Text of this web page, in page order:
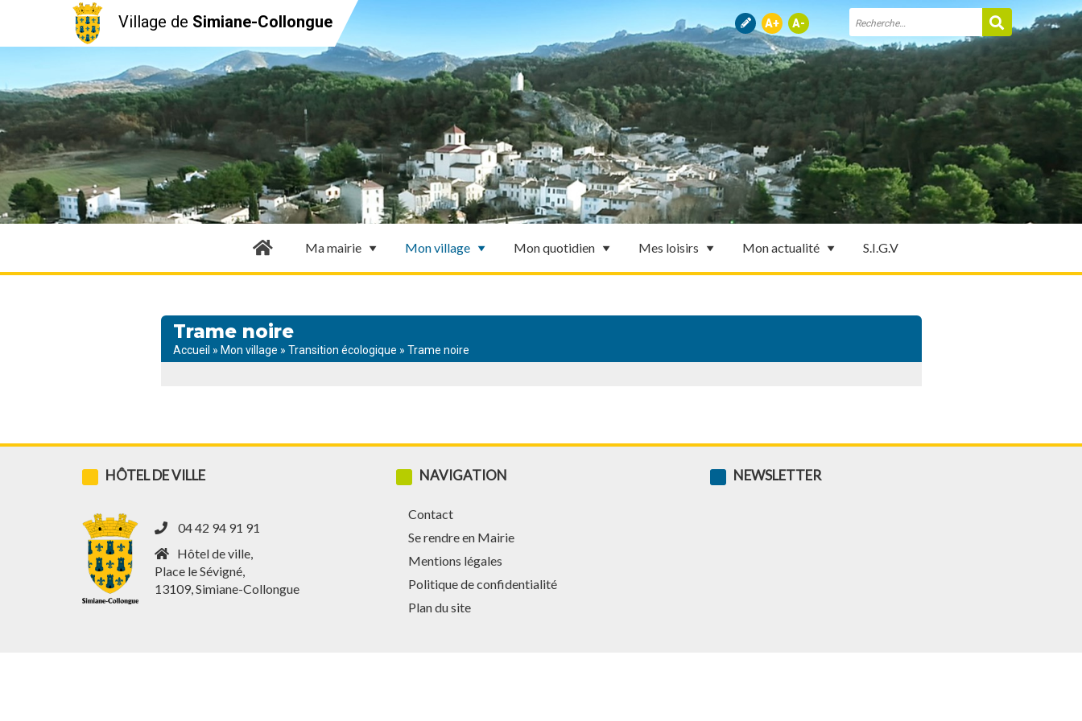
Village de Simiane-Collongue
Ma mairie Mon village Mon quotidien Mes loisirs Mon actualité S.I.G.V
Trame noire
Accueil » Mon village » Transition écologique » Trame noire
HÔTEL DE VILLE
04 42 94 91 91
Hôtel de ville,
Place le Sévigné,
13109, Simiane-Collongue
NAVIGATION
Contact
Se rendre en Mairie
Mentions légales
Politique de confidentialité
Plan du site
NEWSLETTER